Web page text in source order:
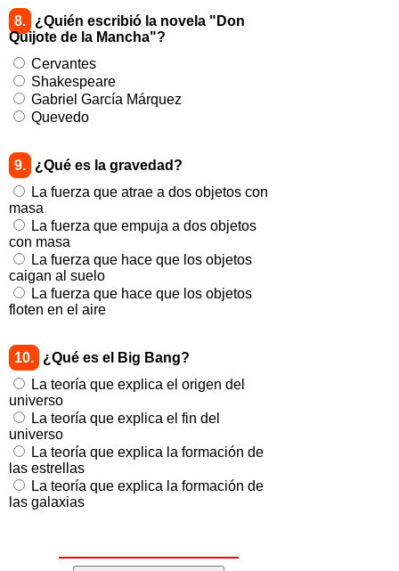
8.
¿Quién escribió la novela "Don
Quijote de la Mancha"?
Cervantes
Shakespeare
Gabriel García Márquez
Quevedo
9.
¿Qué es la gravedad?
La fuerza que atrae a dos objetos con
masa
La fuerza que empuja a dos objetos
con masa
La fuerza que hace que los objetos
caigan al suelo
La fuerza que hace que los objetos
floten en el aire
10.
¿Qué es el Big Bang?
La teoría que explica el origen del
universo
La teoría que explica el fin del
universo
La teoría que explica la formación de
las estrellas
La teoría que explica la formación de
las galaxias